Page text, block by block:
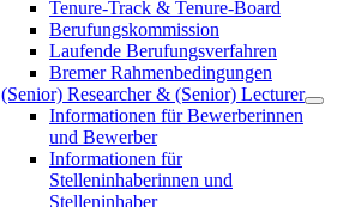
Tenure-Track & Tenure-Board
Berufungskommission
Laufende Berufungsverfahren
Bremer Rahmenbedingungen
(Senior) Researcher & (Senior) Lecturer
Informationen für Bewerberinnen
und Bewerber
Informationen für
Stelleninhaberinnen und
Stelleninhaber